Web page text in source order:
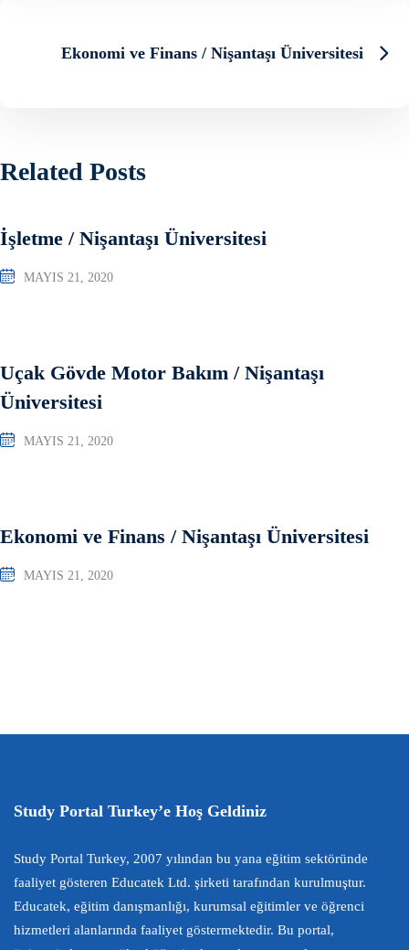
Ekonomi ve Finans / Nişantaşı Üniversitesi
Related Posts
İşletme / Nişantaşı Üniversitesi
MAYIS 21, 2020
Uçak Gövde Motor Bakım / Nişantaşı
Üniversitesi
MAYIS 21, 2020
Ekonomi ve Finans / Nişantaşı Üniversitesi
MAYIS 21, 2020
Study Portal Turkey’e Hoş Geldiniz
Study Portal Turkey, 2007 yılından bu yana eğitim sektöründe
faaliyet gösteren Educatek Ltd. şirketi tarafından kurulmuştur.
Educatek, eğitim danışmanlığı, kurumsal eğitimler ve öğrenci
hizmetleri alanlarında faaliyet göstermektedir. Bu portal,